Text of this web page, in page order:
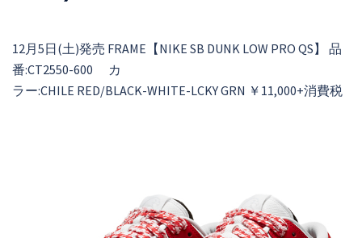
12月5日(土)発売 FRAME【NIKE SB DUNK LOW PRO QS】 品
番:CT2550-600 カ
ラー:CHILE RED/BLACK-WHITE-LCKY GRN ￥11,000+消費税